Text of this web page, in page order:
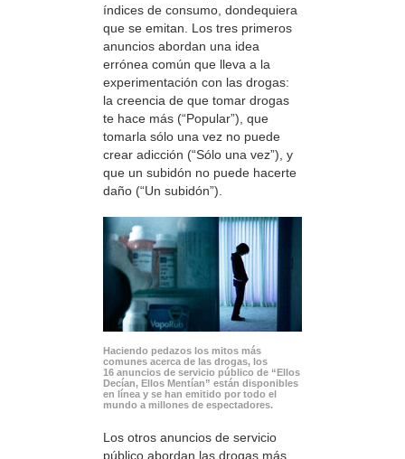
índices de consumo, dondequiera
que se emitan. Los tres primeros
anuncios abordan una idea
errónea común que lleva a la
experimentación con las drogas:
la creencia de que tomar drogas
te hace más (“Popular”), que
tomarla sólo una vez no puede
crear adicción (“Sólo una vez”), y
que un subidón no puede hacerte
daño (“Un subidón”).
Haciendo pedazos los mitos más
comunes acerca de las drogas, los
16 anuncios de servicio público de “Ellos
Decían, Ellos Mentían” están disponibles
en línea y se han emitido por todo el
mundo a millones de espectadores.
Los otros anuncios de servicio
público abordan las drogas más